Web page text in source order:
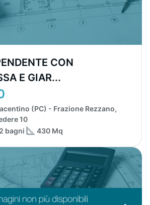
CON
E GIAR...
(PC) - Frazione Rezzano,
10
2 bagni 430 Mq